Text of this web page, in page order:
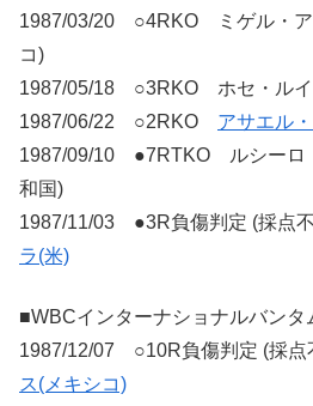
1987/03/20 ○4RKO ミゲル・ア
コ)
1987/05/18 ○3RKO ホセ・ルイ
1987/06/22 ○2RKO アサエル
1987/09/10 ●7RTKO ルシーロ
和国)
1987/11/03 ●3R負傷判定 (採点
ラ(米)
■WBCインターナショナルバンタ
1987/12/07 ○10R負傷判定 (採
ス(メキシコ)